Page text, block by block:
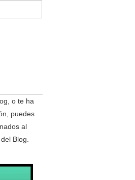
o te ha
puedes
al
Blog.